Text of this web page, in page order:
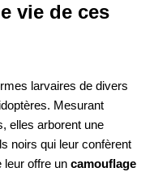
vie de ces
larvaires de divers
Mesurant
elles arborent une
noirs qui leur confèrent
leur offre un camouflage